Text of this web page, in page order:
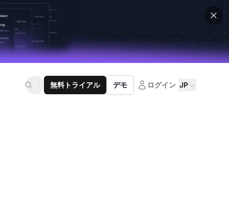
無料トライアル デモ ログイン JP